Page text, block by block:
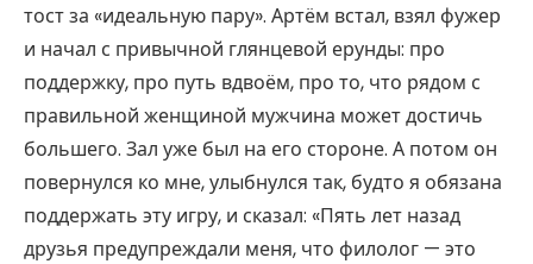
тост за «идеальную пару». Артём встал, взял фужер
и начал с привычной глянцевой ерунды: про
поддержку, про путь вдвоём, про то, что рядом с
правильной женщиной мужчина может достичь
большего. Зал уже был на его стороне. А потом он
повернулся ко мне, улыбнулся так, будто я обязана
поддержать эту игру, и сказал: «Пять лет назад
друзья предупреждали меня, что филолог — это